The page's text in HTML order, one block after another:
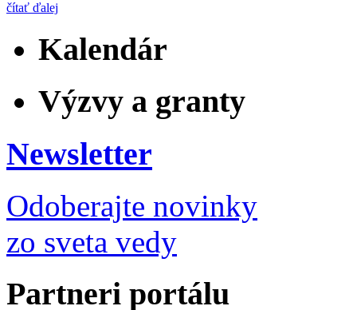
čítať ďalej
Kalendár
Výzvy a granty
Newsletter
Odoberajte novinky
zo sveta vedy
Partneri portálu